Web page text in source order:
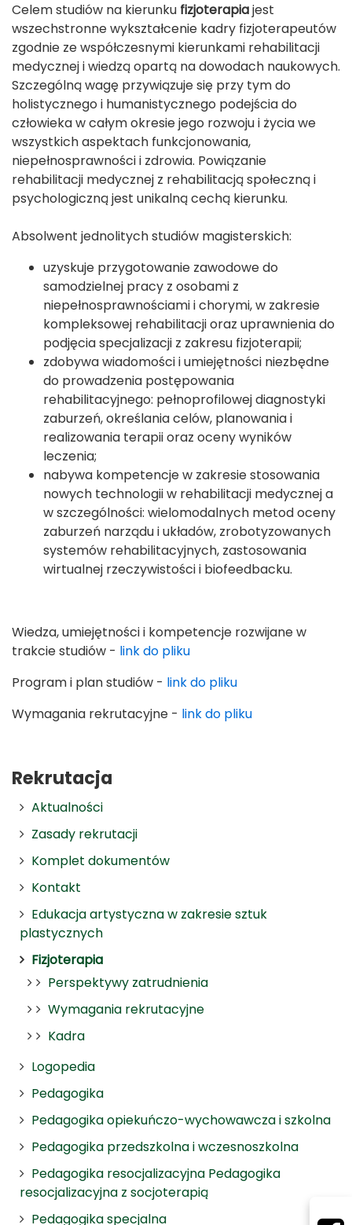
Rekrutacja
Aktualności
Zasady rekrutacji
Komplet dokumentów
Kontakt
Edukacja artystyczna w zakresie sztuk
plastycznych
Fizjoterapia
Perspektywy zatrudnienia
Wymagania rekrutacyjne
Kadra
Logopedia
Pedagogika
Pedagogika opiekuńczo-wychowawcza i szkolna
Pedagogika przedszkolna i wczesnoszkolna
Pedagogika resocjalizacyjna Pedagogika
resocjalizacyjna z socjoterapią
Pedagogika specjalna
Celem studiów na kierunku fizjoterapiajest
wszechstronne wykształcenie kadry fizjoterapeutów
zgodnie ze współczesnymi kierunkami rehabilitacji
medycznej i wiedzą opartą na dowodach naukowych.
Szczególną wagę przywiązuje się przy tym do
holistycznego i humanistycznego podejścia do
człowieka w całym okresie jego rozwoju i życia we
wszystkich aspektach funkcjonowania,
niepełnosprawności i zdrowia. Powiązanie
rehabilitacji medycznej z rehabilitacją społeczną i
psychologiczną jest unikalną cechą kierunku.
Absolwent jednolitych studiów magisterskich:
uzyskuje przygotowanie zawodowe do
samodzielnej pracy z osobami z
niepełnosprawnościami i chorymi, w zakresie
kompleksowej rehabilitacji oraz uprawnienia do
podjęcia specjalizacji z zakresu fizjoterapii;
zdobywa wiadomości i umiejętności niezbędne
do prowadzenia postępowania
rehabilitacyjnego: pełnoprofilowej diagnostyki
zaburzeń, określania celów, planowania i
realizowania terapii oraz oceny wyników
leczenia;
nabywa kompetencje w zakresie stosowania
nowych technologii w rehabilitacji medycznej a
w szczególności: wielomodalnych metod oceny
zaburzeń narządu i układów, zrobotyzowanych
systemów rehabilitacyjnych, zastosowania
wirtualnej rzeczywistości i biofeedbacku.
Wiedza, umiejętności i kompetencje rozwijane w
trakcie studiów - link do pliku
Program i plan studiów - link do pliku
Wymagania rekrutacyjne - link do pliku